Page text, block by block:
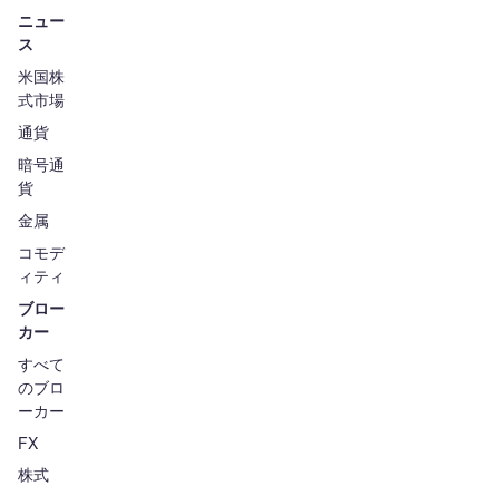
ニュー
ス
米国株
式市場
通貨
暗号通
貨
金属
コモデ
ィティ
ブロー
カー
すべて
のブロ
ーカー
FX
株式